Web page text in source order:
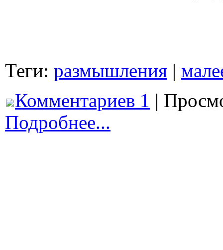
Теги: размышления |
Комментариев 1 |
Подробнее...